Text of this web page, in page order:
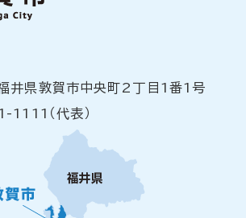
県敦賀市中央町2丁目1番1号
（代表）